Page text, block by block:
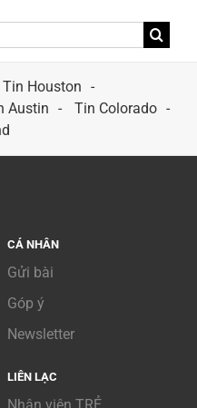
Tin Houston
Austin
Tin Colorado
CÁ NHÂN
Gửi bài
Góp ý
Newsletter
LIÊN LẠC